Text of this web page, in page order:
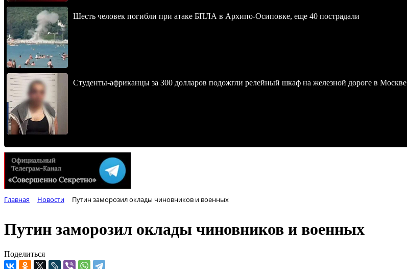
Шесть человек погибли при атаке БПЛА в Архипо-Осиповке, еще 40 пострадали
Студенты-африканцы за 300 долларов подожгли релейный шкаф на железной дороге в Москве
Главная Новости Путин заморозил оклады чиновников и военных
Путин заморозил оклады чиновников и военных
Поделиться